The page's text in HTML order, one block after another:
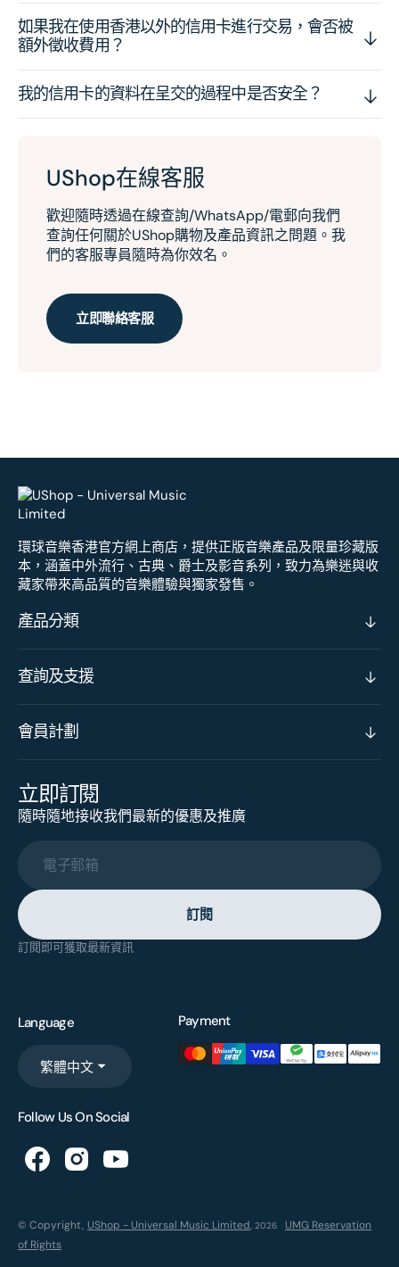
如果我在使用香港以外的信用卡進行交易，會否被
額外徵收費用？
我的信用卡的資料在呈交的過程中是否安全？
UShop在線客服
歡迎隨時透過在線查詢/WhatsApp/電郵向我們
查詢任何關於UShop購物及產品資訊之問題。我
們的客服專員隨時為你效名。
立即聯絡客服
環球音樂香港官方網上商店，提供正版音樂產品及限量珍藏版
本，涵蓋中外流行、古典、爵士及影音系列，致力為樂迷與收
藏家帶來高品質的音樂體驗與獨家發售。
產品分類
查詢及支援
會員計劃
立即訂閱
隨時隨地接收我們最新的優惠及推廣
電子郵箱
訂閱
訂閱即可獲取最新資訊
Language
繁體中文
Payment
Follow Us On Social
© Copyright, UShop - Universal Music Limited, 2026
UMG Reservation
of Rights